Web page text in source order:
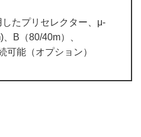
したプリセレクター、μ-
B（80/40m）、
可能（オプション）